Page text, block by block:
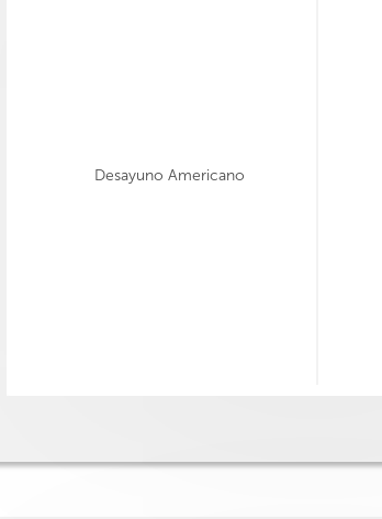
Desayuno Americano